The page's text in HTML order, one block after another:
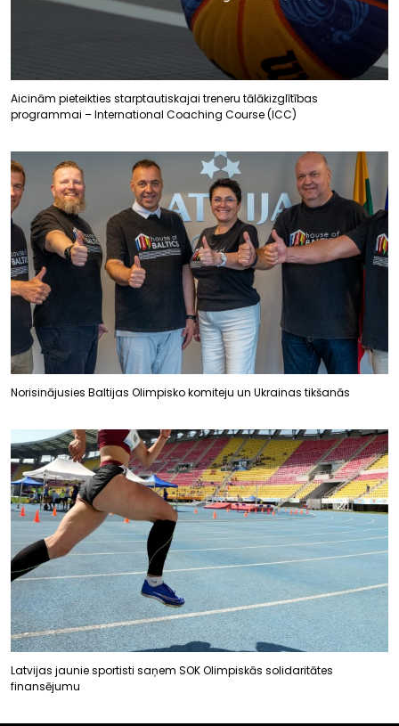
Aicinām pieteikties starptautiskajai treneru tālākizglītības
programmai – International Coaching Course (ICC)
Norisinājusies Baltijas Olimpisko komiteju un Ukrainas tikšanās
Latvijas jaunie sportisti saņem SOK Olimpiskās solidaritātes
finansējumu